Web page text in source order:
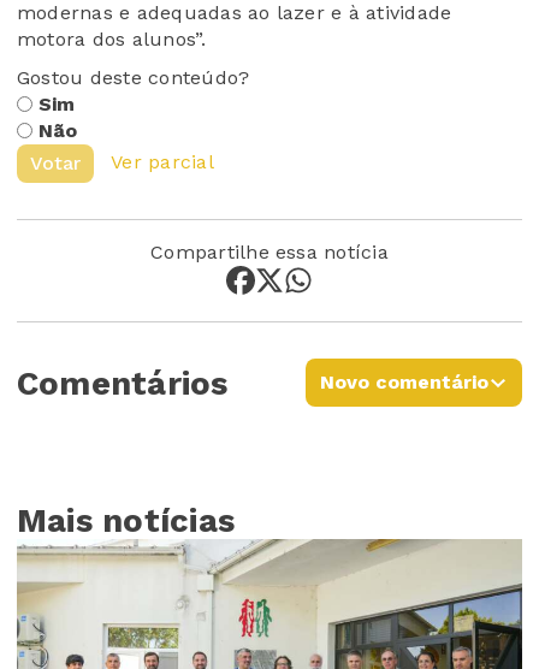
modernas e adequadas ao lazer e à atividade
motora dos alunos”.
Gostou deste conteúdo?
Sim
Não
Votar
Ver parcial
Compartilhe essa notícia
Comentários Novo comentário
Mais notícias